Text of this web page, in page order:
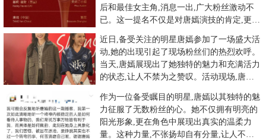
后和最佳女主角,消息一出,广大粉丝激动不
已。这一提名不仅是对唐嫣演技的肯定,更是
近日,备受关注的明星唐嫣参加了一场盛大活
动,她的出现引起了现场粉丝们的热烈欢呼。
当天,唐嫣展现出了她独特的魅力和充满活力
的状态,让人不禁为之赞叹。活动现场,唐嫣
作为一位备受瞩目的明星,唐嫣以其独特的魅
力征服了无数粉丝的心。她不仅拥有明亮的
阳光形象,更在角色中展现出真实的温柔力
量。这种力量,不张扬却自有分量,让人不禁